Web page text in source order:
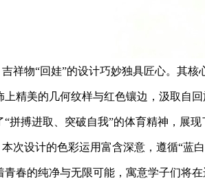
吉祥物“回娃”的设计巧妙独具匠心。其
上精美的几何纹样与红色镶边，汲取自
“拼搏进取、突破自我”的体育精神，展
本次设计的色彩运用富含深意，遵循“蓝
青春的纯净与无限可能，寓意学子们将